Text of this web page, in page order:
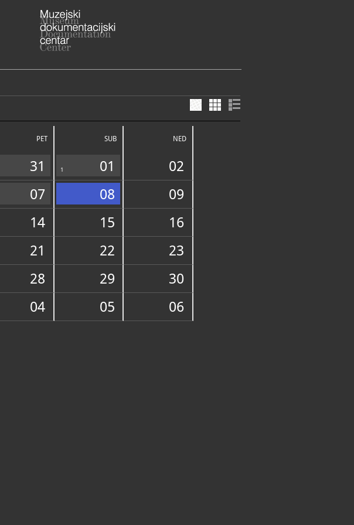
PET SUB NED
31 1 01 02
07 08
09
14 15
16
21 22
23
28 29
30
04 05 06
20271 Blato Dubrovačko-neretvanska županija
020/851-852
FUNDUS
predmeti i umjetnine. Među njima ima slika,
crkvenog srebra (svijećnjaka, relikvijara, kanonskih